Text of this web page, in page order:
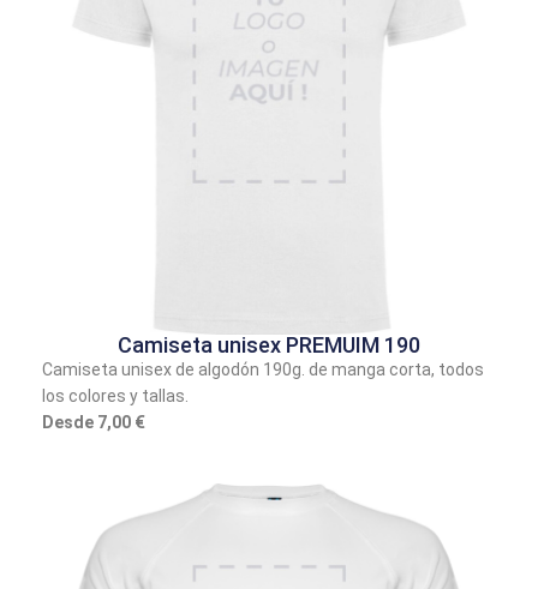
Camiseta unisex PREMUIM 190
Camiseta unisex de algodón 190g. de manga corta, todos
los colores y tallas.
Desde 7,00 €